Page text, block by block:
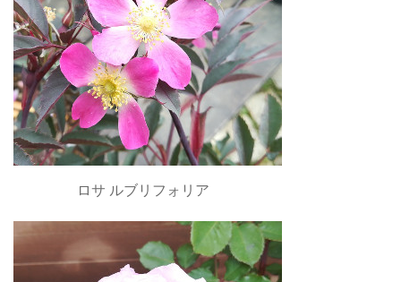
ロサ ルブリフォリア